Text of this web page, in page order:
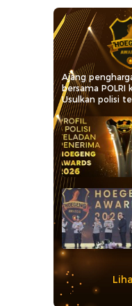
Ajang
bersama
Usulkan polisi